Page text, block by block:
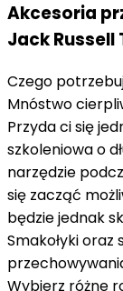
Akcesoria
Jack Russell
Czego
Mnóstwo
Przyda ci się
szkoleniowa o
narzędzie
się zacząć
będzie jednak
Smakołyki
Wybierz różne